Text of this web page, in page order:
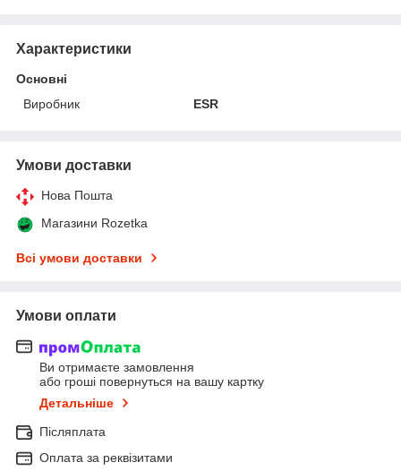
Характеристики
Основні
Виробник
ESR
Умови доставки
Нова Пошта
Магазини Rozetka
Всі умови доставки
Умови оплати
Ви отримаєте замовлення
або гроші повернуться на вашу картку
Детальніше
Післяплата
Оплата за реквізитами